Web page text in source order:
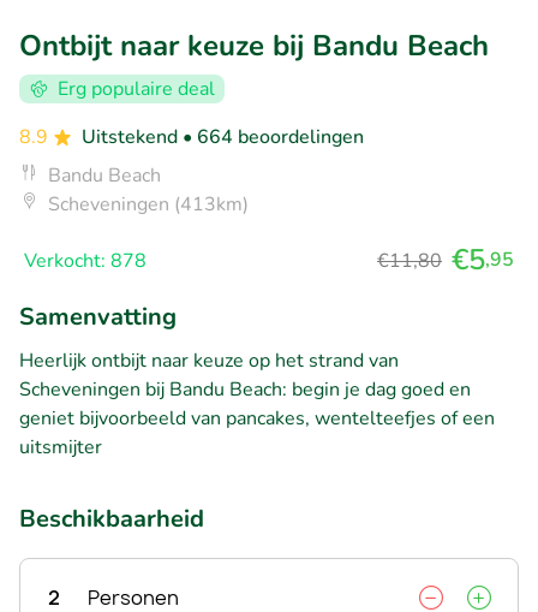
Ontbijt naar keuze bij Bandu Beach
Erg populaire deal
8.9
Uitstekend • 664 beoordelingen
Bandu Beach
Scheveningen (413km)
Verkocht: 878 €11,80 €5,95
Samenvatting
Heerlijk ontbijt naar keuze op het strand van
Scheveningen bij Bandu Beach: begin je dag goed en
geniet bijvoorbeeld van pancakes, wentelteefjes of een
uitsmijter
Beschikbaarheid
2 Personen